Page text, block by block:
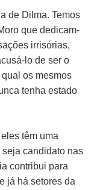
de Dilma. Temos
que dedicam-
irrisórias,
lo de ser o
os mesmos
tenha estado
têm uma
candidato nas
contribui para
já há setores da